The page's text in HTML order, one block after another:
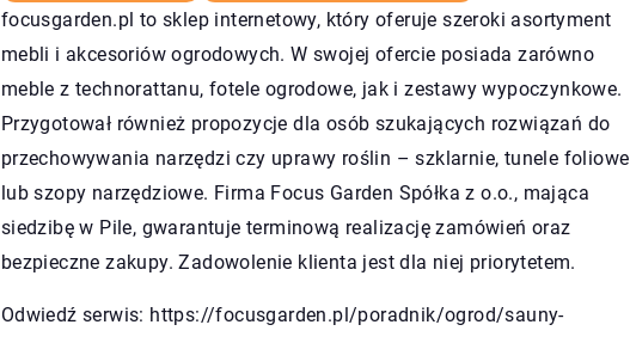
focusgarden.pl to sklep internetowy, który oferuje szeroki asortyment
mebli i akcesoriów ogrodowych. W swojej ofercie posiada zarówno
meble z technorattanu, fotele ogrodowe, jak i zestawy wypoczynkowe.
Przygotował również propozycje dla osób szukających rozwiązań do
przechowywania narzędzi czy uprawy roślin – szklarnie, tunele foliowe
lub szopy narzędziowe. Firma Focus Garden Spółka z o.o., mająca
siedzibę w Pile, gwarantuje terminową realizację zamówień oraz
bezpieczne zakupy. Zadowolenie klienta jest dla niej priorytetem.
Odwiedź serwis: https://focusgarden.pl/poradnik/ogrod/sauny-